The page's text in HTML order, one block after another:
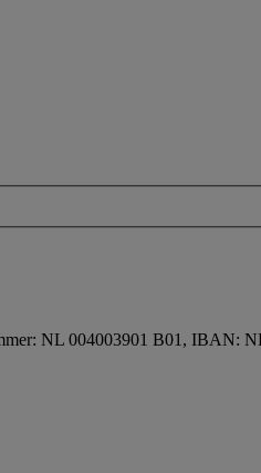
NL 004003901 B01, IBAN: